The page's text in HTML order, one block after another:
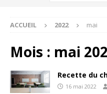
ACCUEIL 2022 mai
Mois : mai
Recette du
16 mai 2022